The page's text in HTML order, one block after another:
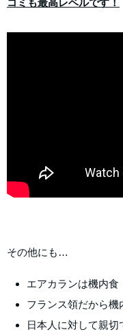
その他にも…
エアカランは機内食
フランス領だから機
日本人に対して親切